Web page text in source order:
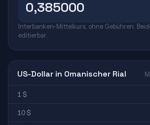
Interbanken-Mittelkurs, ohne Gebühren.
editierbar.
US-Dollar in Omanischer Rial
1 $
10 $